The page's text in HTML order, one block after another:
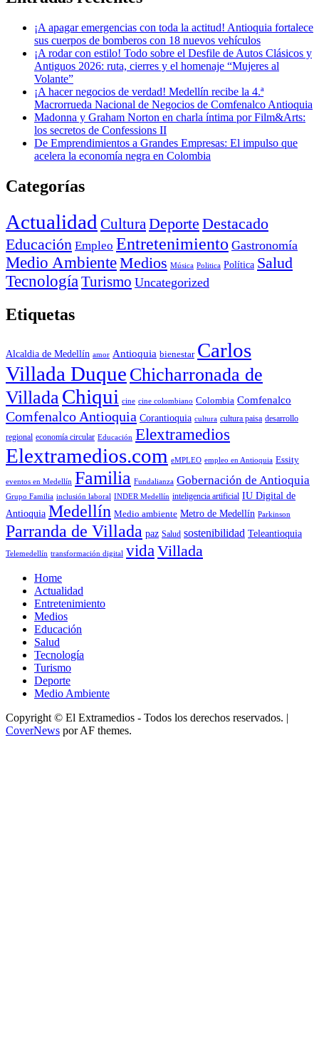
¡A apagar emergencias con toda la actitud! Antioquia fortalece
sus cuerpos de bomberos con 18 nuevos vehículos
¡A rodar con estilo! Todo sobre el Desfile de Autos Clásicos y
Antiguos 2026: ruta, cierres y el homenaje “Mujeres al
Volante”
¡A hacer negocios de verdad! Medellín recibe la 4.ª
Macrorrueda Nacional de Negocios de Comfenalco Antioquia
Madonna y Graham Norton en charla íntima por Film&Arts:
los secretos de Confessions II
De Emprendimientos a Grandes Empresas: El impulso que
acelera la economía negra en Colombia
Categorías
Actualidad CulturaDeporte Destacado
Educación Empleo Entretenimiento Gastronomía
Medio AmbienteMedios Música Politica Política Salud
Tecnología Turismo Uncategorized
Etiquetas
Alcaldia de Medellín amor Antioquia bienestar Carlos
Villada Duque Chicharronada de
Villada Chiqui cine cine colombiano Colombia Comfenalco
Comfenalco Antioquia Corantioquia cultura cultura paisa desarrollo
regional economía circular Educación Elextramedios
Elextramedios.com eMPLEO empleo en Antioquia Essity
eventos en Medellín Familia Fundalianza Gobernación de Antioquia
Grupo Familia inclusión laboral INDER Medellín inteligencia artificial IU Digital de
Antioquia Medellín Medio ambiente Metro de Medellín Parkinson
Parranda de Villada paz Salud sostenibilidad Teleantioquia
Telemedellín transformación digital vida Villada
Home
Actualidad
Entretenimiento
Medios
Educación
Salud
Tecnología
Turismo
Deporte
Medio Ambiente
Copyright © El Extramedios - Todos los derechos reservados. |
CoverNews por AF themes.